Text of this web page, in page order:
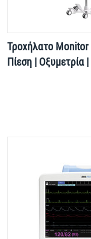
Τροχήλατο
Πίεση | Οξυμετρία